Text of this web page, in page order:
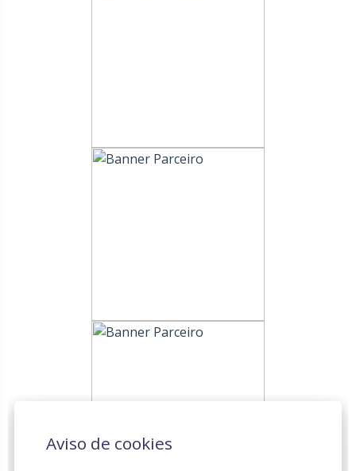
Aviso de cookies